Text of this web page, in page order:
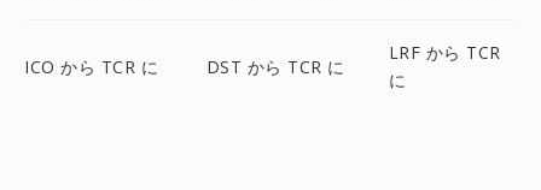
ICO から TCR に DST から TCR に
LRF から TCR
に